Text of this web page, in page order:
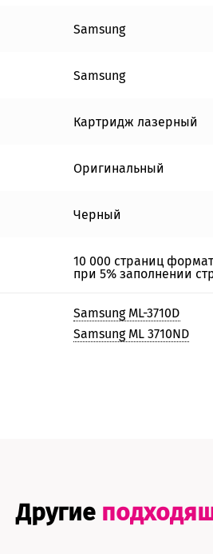
Samsung
Samsung
Картридж лазерный
Оригинальный
Черный
10 000 страниц
при 5% заполнении
Samsung ML-3710D
Samsung ML 3710ND
Другие